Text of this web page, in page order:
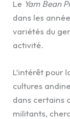
Le Yam Bean
dans les
variétés du
activité.
L’intérêt pour
cultures
dans certains
militants,